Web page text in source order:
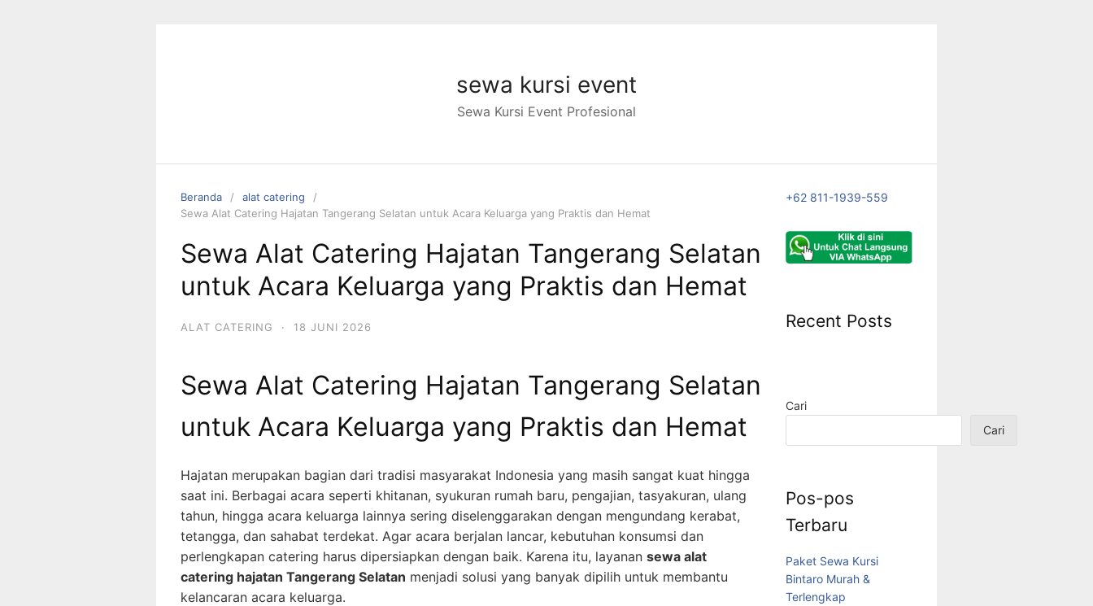
sewa kursi event
Sewa Kursi Event Profesional
Beranda
alat catering
Sewa Alat Catering Hajatan Tangerang Selatan untuk Acara Keluarga yang Praktis dan Hemat
Sewa Alat Catering Hajatan Tangerang Selatan
untuk Acara Keluarga yang Praktis dan Hemat
ALAT CATERING · 18 JUNI 2026
Sewa Alat Catering Hajatan Tangerang Selatan
untuk Acara Keluarga yang Praktis dan Hemat
Hajatan merupakan bagian dari tradisi masyarakat Indonesia yang masih sangat kuat hingga
saat ini. Berbagai acara seperti khitanan, syukuran rumah baru, pengajian, tasyakuran, ulang
tahun, hingga acara keluarga lainnya sering diselenggarakan dengan mengundang kerabat,
tetangga, dan sahabat terdekat. Agar acara berjalan lancar, kebutuhan konsumsi dan
perlengkapan catering harus dipersiapkan dengan baik. Karena itu, layanan sewa alat
catering hajatan Tangerang Selatan menjadi solusi yang banyak dipilih untuk membantu
kelancaran acara keluarga.
+62 811-1939-559
Recent Posts
Cari
Cari
Pos-pos
Terbaru
Paket Sewa Kursi
Bintaro Murah &
Terlengkap